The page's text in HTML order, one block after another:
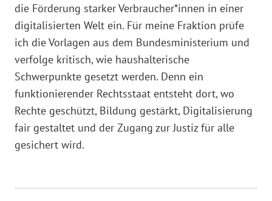
die Förderung starker Verbraucher*innen in einer
digitalisierten Welt ein. Für meine Fraktion prüfe
ich die Vorlagen aus dem Bundesministerium und
verfolge kritisch, wie haushalterische
Schwerpunkte gesetzt werden. Denn ein
funktionierender Rechtsstaat entsteht dort, wo
Rechte geschützt, Bildung gestärkt, Digitalisierung
fair gestaltet und der Zugang zur Justiz für alle
gesichert wird.